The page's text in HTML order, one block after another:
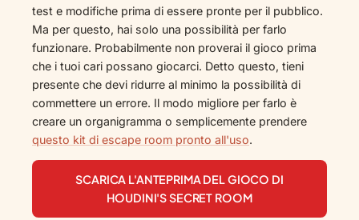
test e modifiche prima di essere pronte per il pubblico.
Ma per questo, hai solo una possibilità per farlo
funzionare. Probabilmente non proverai il gioco prima
che i tuoi cari possano giocarci. Detto questo, tieni
presente che devi ridurre al minimo la possibilità di
commettere un errore. Il modo migliore per farlo è
creare un organigramma o semplicemente prendere
questo kit di escape room pronto all'uso.
SCARICA L'ANTEPRIMA DEL GIOCO DI
HOUDINI'S SECRET ROOM